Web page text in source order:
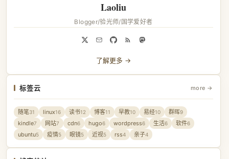
Laoliu
Blogger/验光师/国学爱好者
了解更多 →
标签云 more →
随笔31 linux16 读书12 博客11 早教10 易经10 群晖9
kindle7 网站7 cdn6 hugo6 wordpress6 生活6 软件6
ubuntu5 疫情5 眼镜5 近视5 rss4 亲子4